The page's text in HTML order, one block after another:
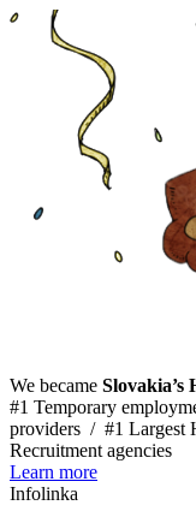
We became Slovakia’s
#1 Temporary
providers / #1 Largest
Recruitment agencies
Learn more
Infolinka